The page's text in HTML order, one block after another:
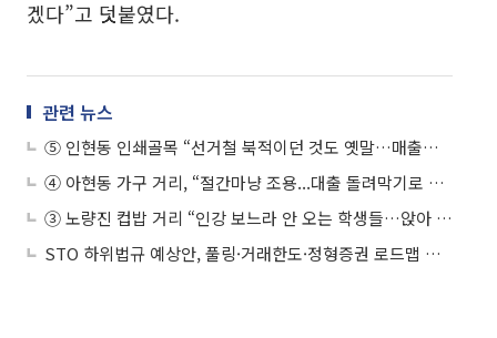
겠다”고 덧붙였다.
관련 뉴스
⑤ 인현동 인쇄골목 “선거철 북적이던 것도 옛말…매출이 없다”
④ 아현동 가구 거리, “절간마냥 조용...대출 돌려막기로 겨우 버텨”
③ 노량진 컵밥 거리 “인강 보느라 안 오는 학생들…앉아 있는 게 일과”
STO 하위법규 예상안, 풀링·거래한도·정형증권 로드맵 제시